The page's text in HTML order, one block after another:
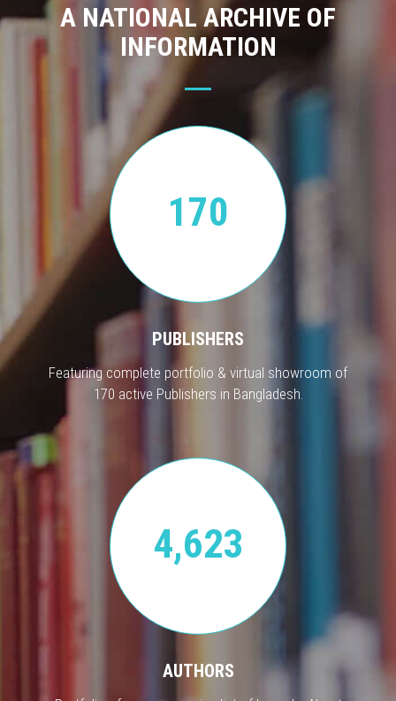
A NATIONAL ARCHIVE OF
INFORMATION
170
PUBLISHERS
Featuring complete portfolio & virtual showroom of
170 active Publishers in Bangladesh.
4,623
AUTHORS